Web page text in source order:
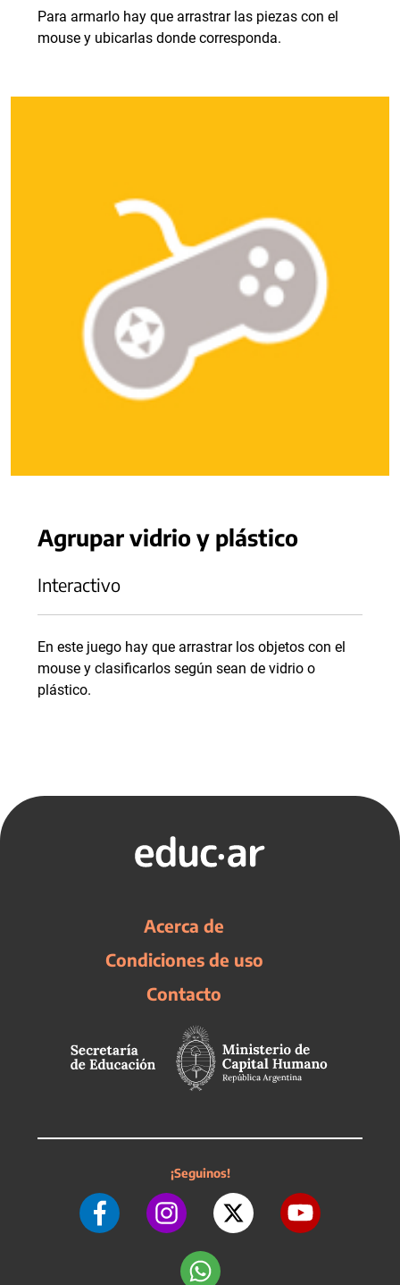
Para armarlo hay que arrastrar las piezas con el
mouse y ubicarlas donde corresponda.
Agrupar vidrio y plástico
Interactivo
En este juego hay que arrastrar los objetos con el
mouse y clasificarlos según sean de vidrio o
plástico.
Acerca de
Condiciones de uso
Contacto
¡Seguinos!